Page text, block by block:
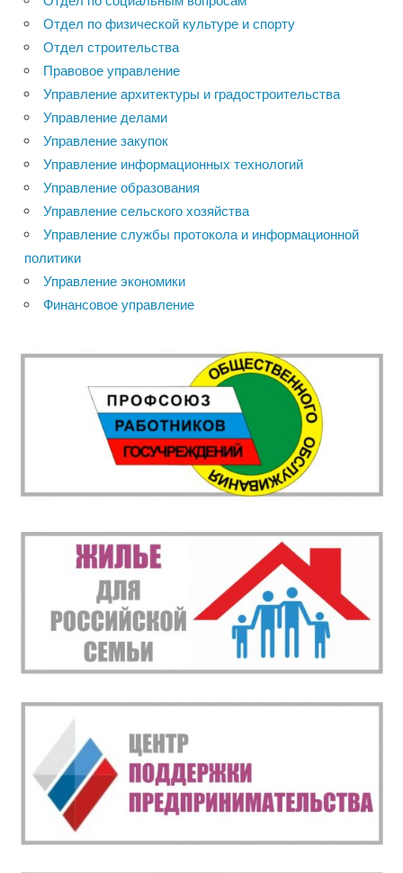
Отдел по физической культуре и спорту
Отдел строительства
Правовое управление
Управление архитектуры и градостроительства
Управление делами
Управление закупок
Управление информационных технологий
Управление образования
Управление сельского хозяйства
Управление службы протокола и информационной
политики
Управление экономики
Финансовое управление